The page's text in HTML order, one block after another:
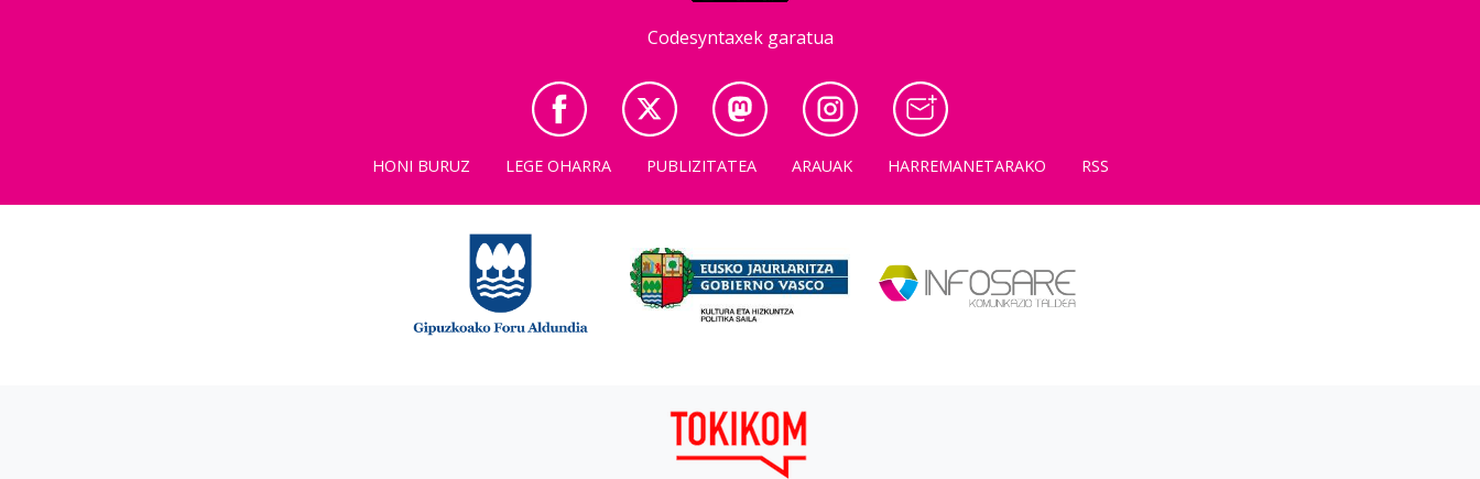
Codesyntaxek garatua
HONI BURUZ LEGE OHARRA PUBLIZITATEA ARAUAK HARREMANETARAKO RSS